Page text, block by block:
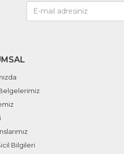
Bilgileri